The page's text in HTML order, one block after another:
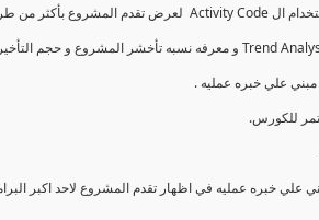
علي خبره عمليه في اظهار تقدم المشروع لاحد اكبر